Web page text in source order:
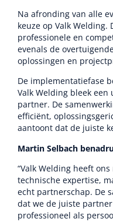
Na afronding van alle
keuze op Valk Welding.
professionele en
evenals de
oplossingen en
De implementatiefase
Valk Welding bleek
partner. De
efficiënt,
aantoont dat de juiste
Martin Selbach
“Valk Welding heeft
technische expertise,
echt partnerschap. De
dat we de juiste
professioneel als